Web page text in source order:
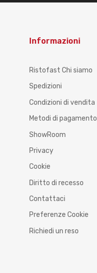
Informazioni
Ristofast Chi siamo
Spedizioni
Condizioni di vendita
Metodi di pagamento
ShowRoom
Privacy
Cookie
Diritto di recesso
Contattaci
Preferenze Cookie
Richiedi un reso